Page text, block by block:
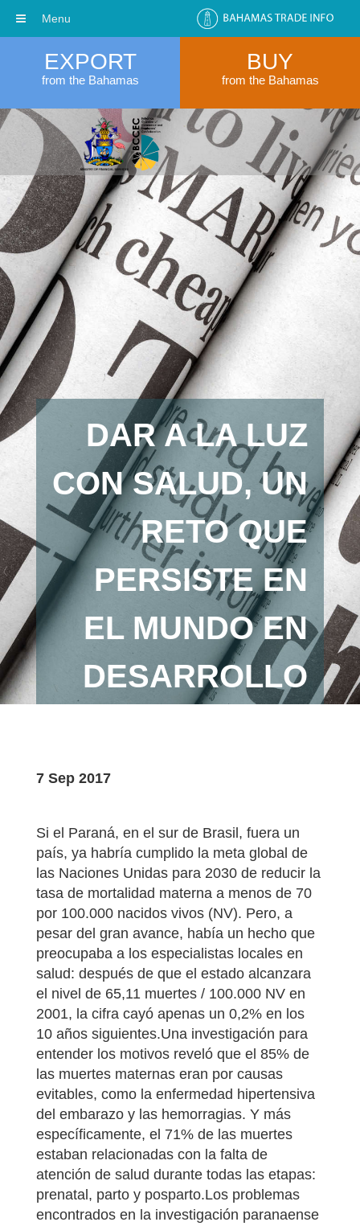
EXPORT
from the Bahamas
BUY
from the Bahamas
DAR A LA LUZ
CON SALUD, UN
RETO QUE
PERSISTE EN
EL MUNDO EN
DESARROLLO
7 Sep 2017
Si el Paraná, en el sur de Brasil, fuera un
país, ya habría cumplido la meta global de
las Naciones Unidas para 2030 de reducir la
tasa de mortalidad materna a menos de 70
por 100.000 nacidos vivos (NV). Pero, a
pesar del gran avance, había un hecho que
preocupaba a los especialistas locales en
salud: después de que el estado alcanzara
el nivel de 65,11 muertes / 100.000 NV en
2001, la cifra cayó apenas un 0,2% en los
10 años siguientes.Una investigación para
entender los motivos reveló que el 85% de
las muertes maternas eran por causas
evitables, como la enfermedad hipertensiva
del embarazo y las hemorragias. Y más
específicamente, el 71% de las muertes
estaban relacionadas con la falta de
atención de salud durante todas las etapas:
prenatal, parto y posparto.Los problemas
encontrados en la investigación paranaense
Menu